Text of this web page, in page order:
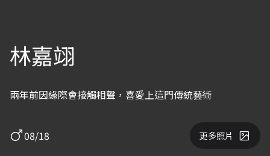
林嘉翊
兩年前因緣際會接觸相聲，喜愛上這門傳統藝術
08/18 更多照片